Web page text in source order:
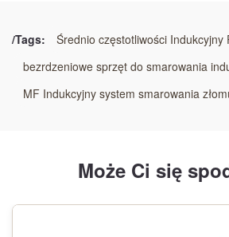
Popielnik do stopienia indukcyjnego
,50 kg pieca do stopienia miedzi
/Tags:
Średnio częstotliwości Indukcyjny
bezrdzeniowe sprzęt do smarowania
MF Indukcyjny system smarowania
Może Ci się